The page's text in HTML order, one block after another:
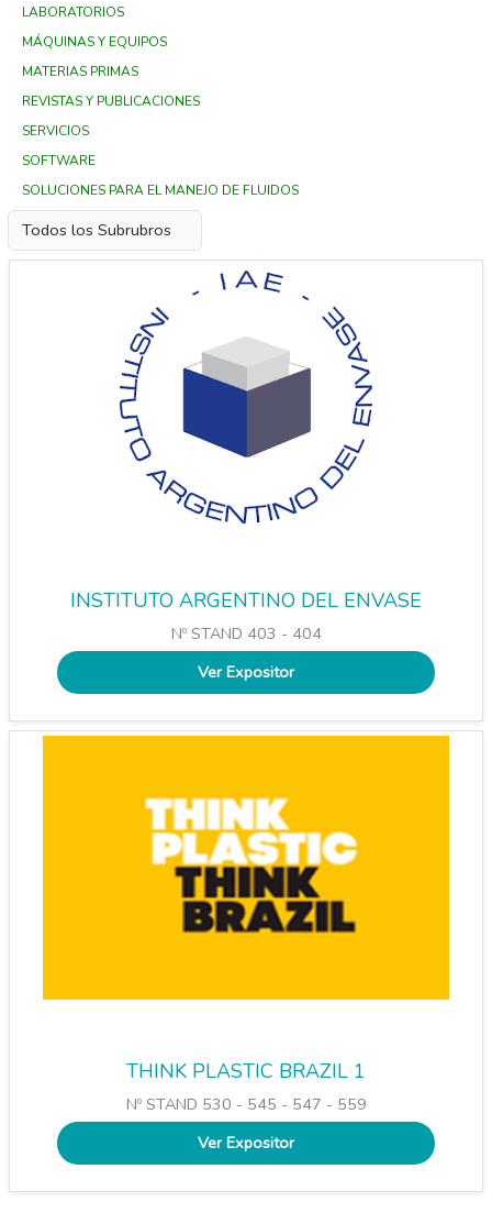
LABORATORIOS
MÁQUINAS Y EQUIPOS
MATERIAS PRIMAS
REVISTAS Y PUBLICACIONES
SERVICIOS
SOFTWARE
SOLUCIONES PARA EL MANEJO DE FLUIDOS
INSTITUTO ARGENTINO DEL ENVASE
Nº STAND 403 - 404
Ver Expositor
THINK PLASTIC BRAZIL 1
Nº STAND 530 - 545 - 547 - 559
Ver Expositor